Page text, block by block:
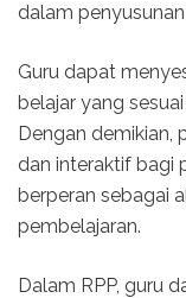
dalam
Guru dapat
belajar yang
Dengan demikian,
dan interaktif bagi
berperan sebagai
pembelajaran.
Dalam RPP, guru